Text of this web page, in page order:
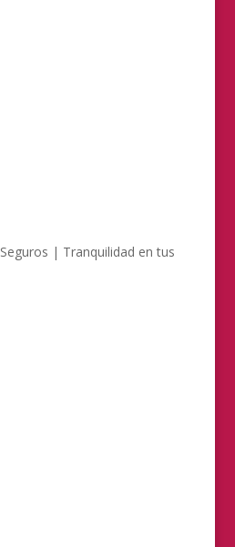
| Tranquilidad en tus